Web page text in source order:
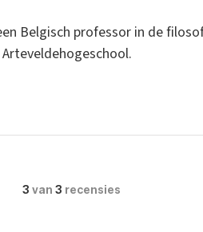
Belgisch professor in de
3 van 3 recensies